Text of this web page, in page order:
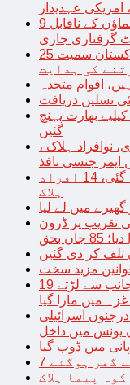
امریکی عہدیدار
9 مئی جلاؤگھیراؤ کیس: 8 پی ٹی آئی رہنماؤں کے ناقابل
گرفتاری جاری
سعودی عرب کی اپنے شہریوں کو پاکستان سمیت 25
کی ہدایت
اقوام متحدہ
نسلیں دریافت
بھارت پہنچ
گئیں
نوافراد ہلاک ،
ایمر جنسی نافذ
تھائی لینڈ میں ڈبل ڈیکر بس درخت سے ٹکرا گئی، 14 افراد
ہلاک
میں لے لیا
تقریب پر ڈرون
85 جاں بحق
تلف کر دی گئیں
قوانین مزید سخت
19 سالہ برطانوی شہری اسرائیلی فوج کی جانب سے لڑتے
غزہ میں مارا گیا
سے50 شہید، درجنوں اسرائیلی
یونس میں داخل
میں ڈوب گیا